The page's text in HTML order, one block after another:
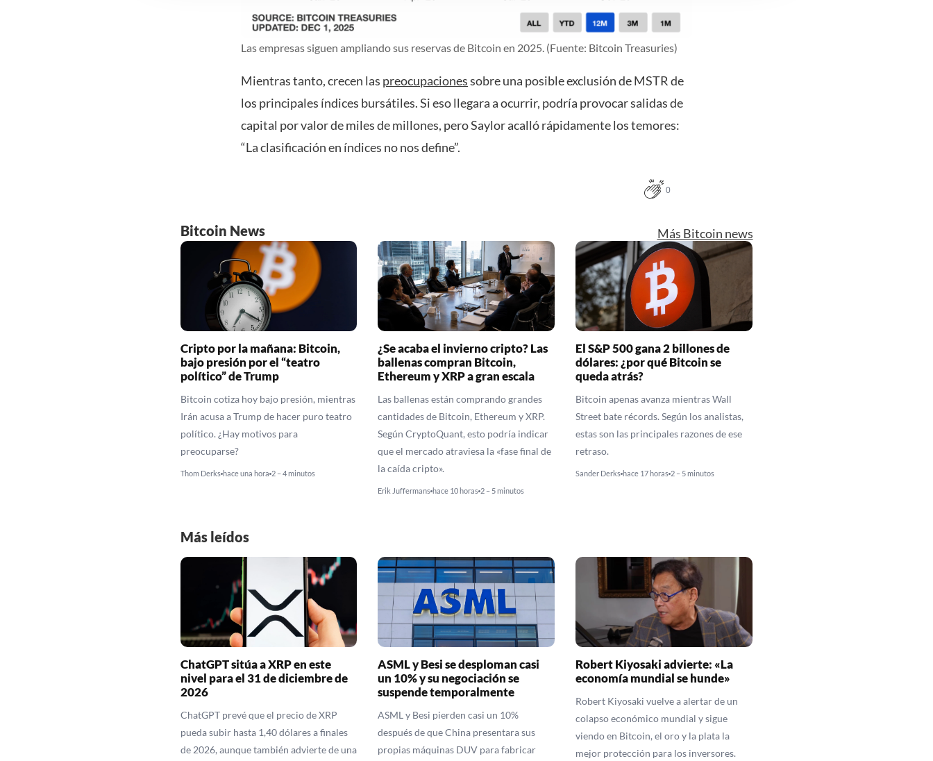
Las empresas siguen ampliando sus reservas de Bitcoin en 2025. (Fuente: Bitcoin Treasuries)
Mientras tanto, crecen las preocupacionessobre una posible exclusión de MSTR de
los principales índices bursátiles. Si eso llegara a ocurrir, podría provocar salidas de
capital por valor de miles de millones, pero Saylor acalló rápidamente los temores:
“La clasificación en índices no nos define”.
0
Bitcoin News Más Bitcoin news
Cripto por la mañana: Bitcoin,
bajo presión por el “teatro
político” de Trump
Bitcoin cotiza hoy bajo presión, mientras
Irán acusa a Trump de hacer puro teatro
político. ¿Hay motivos para
preocuparse?
Thom Derks hace una hora 2 – 4 minutos
¿Se acaba el invierno cripto? Las
ballenas compran Bitcoin,
Ethereum y XRP a gran escala
Las ballenas están comprando grandes
cantidades de Bitcoin, Ethereum y XRP.
Según CryptoQuant, esto podría indicar
que el mercado atraviesa la «fase final de
la caída cripto».
Erik Juffermans hace 10 horas 2 – 5 minutos
El S&P 500 gana 2 billones de
dólares: ¿por qué Bitcoin se
queda atrás?
Bitcoin apenas avanza mientras Wall
Street bate récords. Según los analistas,
estas son las principales razones de ese
retraso.
Sander Derks hace 17 horas 2 – 5 minutos
Más leídos
ChatGPT sitúa a XRP en este
nivel para el 31 de diciembre de
2026
ChatGPT prevé que el precio de XRP
pueda subir hasta 1,40 dólares a finales
de 2026, aunque también advierte de una
ASML y Besi se desploman casi
un 10% y su negociación se
suspende temporalmente
ASML y Besi pierden casi un 10%
después de que China presentara sus
propias máquinas DUV para fabricar
Robert Kiyosaki advierte: «La
economía mundial se hunde»
Robert Kiyosaki vuelve a alertar de un
colapso económico mundial y sigue
viendo en Bitcoin, el oro y la plata la
mejor protección para los inversores.